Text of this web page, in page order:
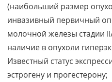
(наибольший размер
инвазивный первичный
молочной железы стадии
наличие в опухоли
Известный статус
эстрогену и прогестерону;